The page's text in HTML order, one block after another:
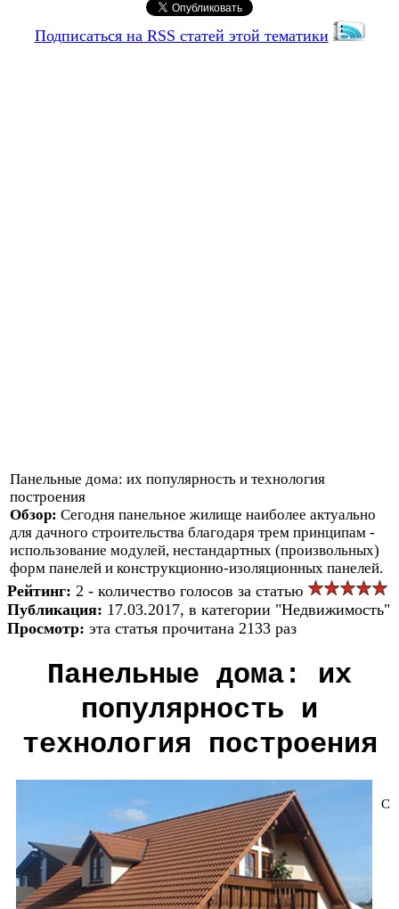
Подписаться на RSS статей этой тематики
Панельные дома: их популярность и технология
построения
Обзор: Сегодня панельное жилище наиболее актуально
для дачного строительства благодаря трем принципам -
использование модулей, нестандартных (произвольных)
форм панелей и конструкционно-изоляционных панелей.
Рейтинг: 2 - количество голосов за статью
Публикация: 17.03.2017, в категории "Недвижимость"
Просмотр: эта статья прочитана 2133 раз
Панельные дома: их
популярность и
технология построения
С